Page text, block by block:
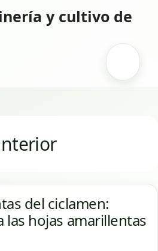
y cultivo de
del ciclamen:
las hojas amarillentas